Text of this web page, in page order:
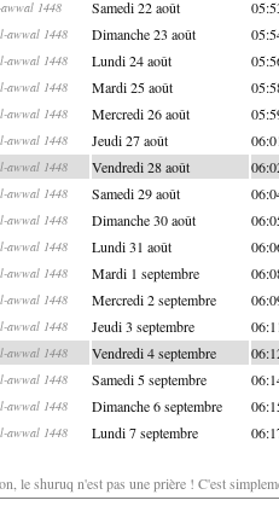
1448 Samedi 22 août
awwal 1448 Dimanche 23 août
awwal 1448 Lundi 24 août
awwal 1448 Mardi 25 août
awwal 1448 Mercredi 26 août
awwal 1448 Jeudi 27 août
awwal 1448 Vendredi 28 août
awwal 1448 Samedi 29 août
awwal 1448 Dimanche 30 août
awwal 1448 Lundi 31 août
awwal 1448 Mardi 1 septembre
awwal 1448 Mercredi 2 septembre
awwal 1448 Jeudi 3 septembre
awwal 1448 Vendredi 4 septembre
awwal 1448 Samedi 5 septembre
awwal 1448 Dimanche 6 septembre
awwal 1448 Lundi 7 septembre
le shuruq n'est pas une prière ! C'est